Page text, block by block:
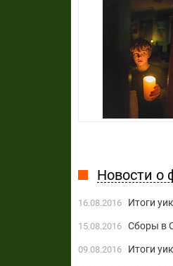
Новости о
16.08.2016 Итоги
15.08.2016 Сборы в
09.08.2016 Итоги